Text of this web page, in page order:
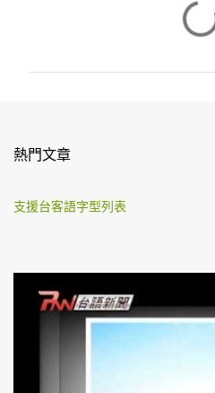
熱門文章
支援台客語字型列表